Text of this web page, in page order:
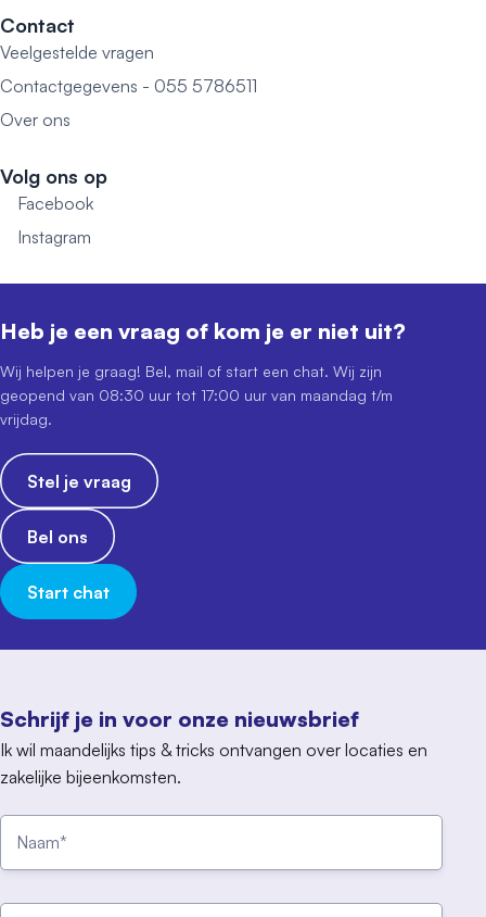
Contact
Veelgestelde vragen
Contactgegevens - 055 5786511
Over ons
Volg ons op
Facebook
Instagram
Schrijf je in voor onze nieuwsbrief
Ik wil maandelijks tips & tricks ontvangen over locaties en
zakelijke bijeenkomsten.
Heb je een vraag of kom je er niet uit?
Wij helpen je graag! Bel, mail of start een chat. Wij zijn
geopend van 08:30 uur tot 17:00 uur van maandag t/m
vrijdag.
Stel je vraag
Bel ons
Start chat